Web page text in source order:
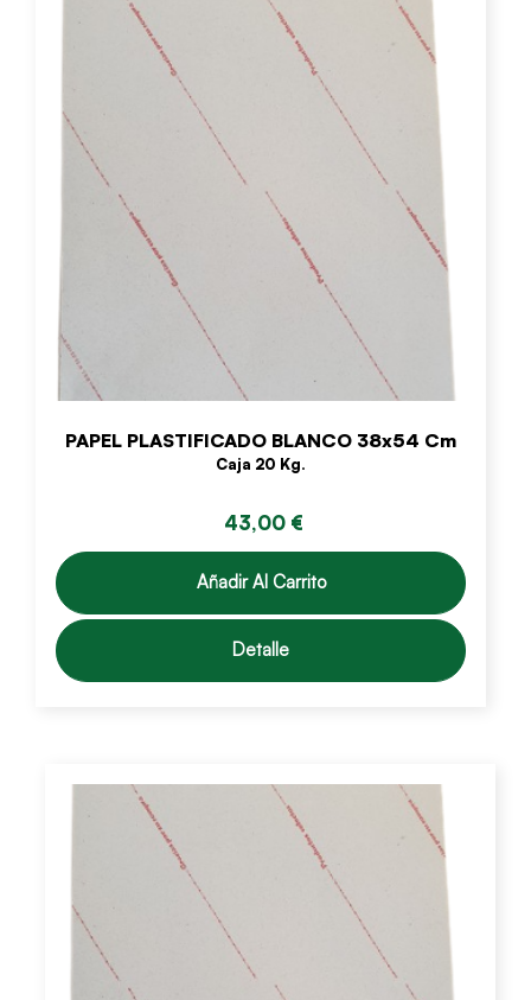
PAPEL PLASTIFICADO BLANCO 38x54 Cm
Caja 20 Kg.
43,00 €
Añadir Al Carrito
Detalle